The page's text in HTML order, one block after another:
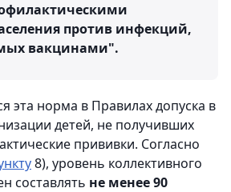
против инфекций,
вакцинами".
эта норма в Правилах допуска в
детей, не получивших
прививки. Согласно
8), уровень коллективного
составлять не менее 90